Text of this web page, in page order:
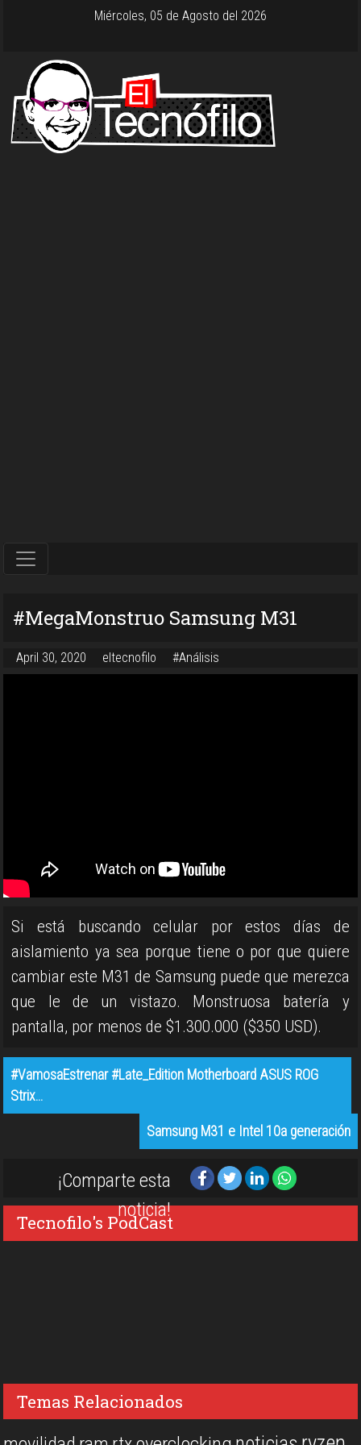
Miércoles, 05 de Agosto del 2026
#MegaMonstruo Samsung M31
April 30, 2020 eltecnofilo #Análisis
Si está buscando celular por estos días de
aislamiento ya sea porque tiene o por que quiere
cambiar este M31 de Samsung puede que merezca
que le de un vistazo. Monstruosa batería y
pantalla, por menos de $1.300.000 ($350 USD).
#VamosaEstrenar #Late_Edition Motherboard ASUS ROG
Strix…
Samsung M31 e Intel 10a generación
¡Comparte esta
noticia!
Tecnofilo's PodCast
Temas Relacionados